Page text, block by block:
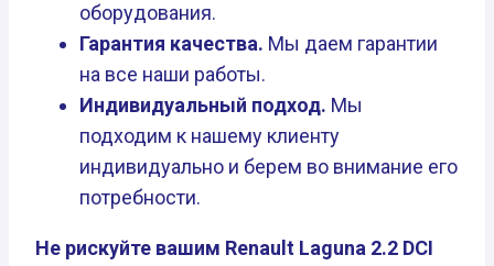
оборудования.
Гарантия качества. Мы даем гарантии
на все наши работы.
Индивидуальный подход. Мы
подходим к нашему клиенту
индивидуально и берем во внимание его
потребности.
Не рискуйте вашим Renault Laguna 2.2 DCI